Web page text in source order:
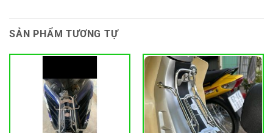
SẢN PHẨM TƯƠNG TỰ